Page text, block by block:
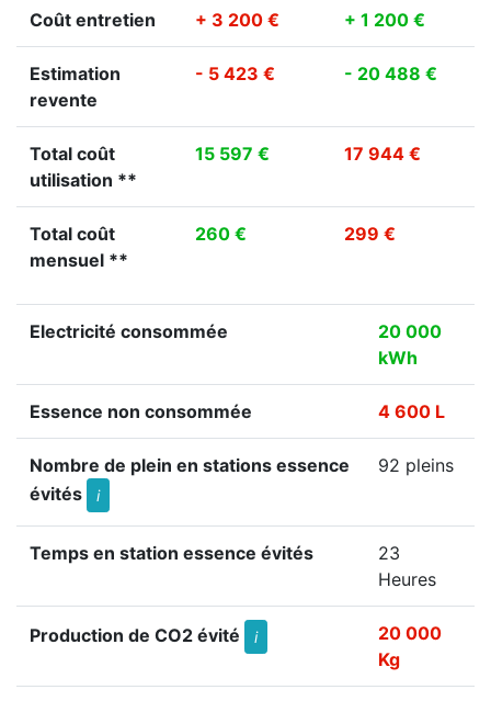
Coût entretien + 3 200 € + 1 200 €
Estimation
revente
- 5 423 € - 20 488 €
Total coût
utilisation **
15 597 € 17 944 €
Total coût
mensuel **
260 € 299 €
Electricité consommée
20 000
kWh
Essence non consommée 4 600 L
Nombre de plein en stations essence
évités
i
92 pleins
Temps en station essence évités
23
Heures
Production de CO2 évité i
20 000
Kg